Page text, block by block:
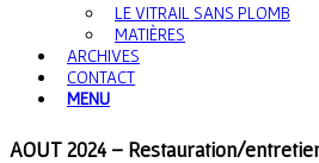
LE VITRAIL SANS PLOMB
MATIÈRES
ARCHIVES
CONTACT
MENU
AOUT 2024 – Restauration/